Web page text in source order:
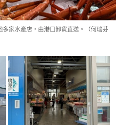
家水產店，由港口卸貨直送。（何瑞芬